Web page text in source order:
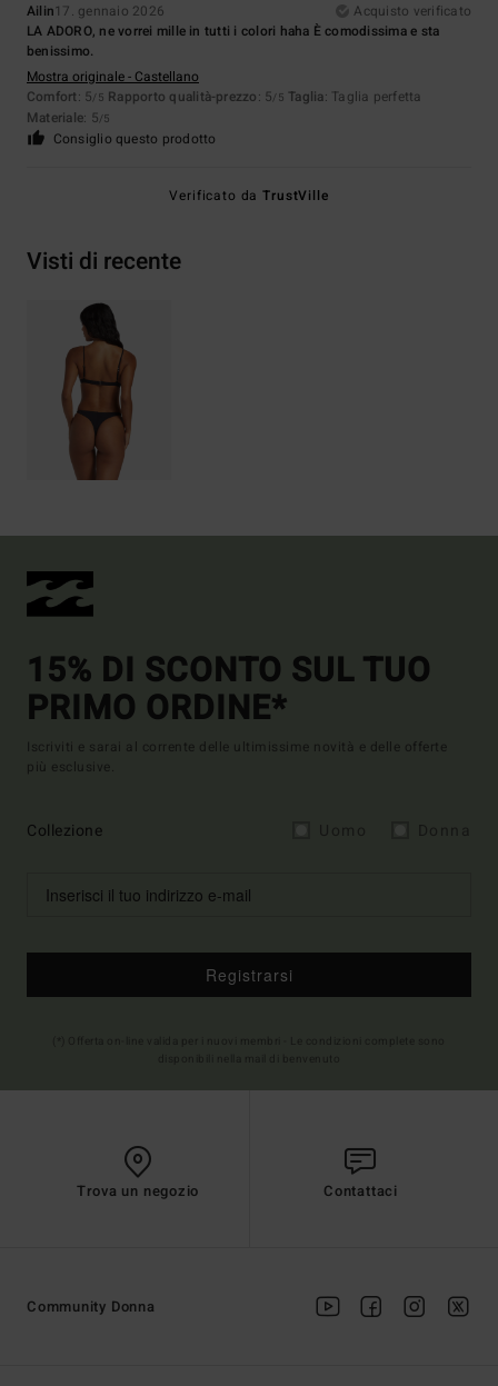
Ailin17. gennaio 2026
Acquisto verificato
LA ADORO, ne vorrei mille in tutti i colori haha È comodissima e sta
benissimo.
Mostra originale - Castellano
Comfort: 5/5 Rapporto qualità-prezzo: 5/5 Taglia: Taglia perfetta
Materiale: 5/5
Consiglio questo prodotto
Verificato daTrustVille
Visti di recente
15% DI SCONTO SUL TUO
PRIMO ORDINE*
Iscriviti e sarai al corrente delle ultimissime novità e delle offerte
più esclusive.
Collezione
Registrarsi
Trova un negozio Contattaci
Community Donna